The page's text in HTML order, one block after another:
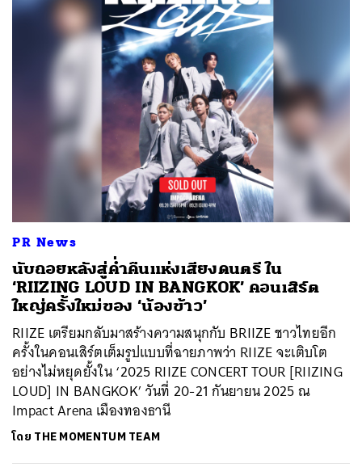
PR News
นับถอยหลังสู่ค่ำคืนแห่งเสียงดนตรี ใน
‘RIIZING LOUD IN BANGKOK’ คอนเสิร์ต
ใหญ่ครั้งใหม่ของ ‘น้องข้าว’
RIIZE เตรียมกลับมาสร้างความสนุกกับ BRIIZE ชาวไทยอีก
ครั้งในคอนเสิร์ตเต็มรูปแบบที่ฉายภาพว่า RIIZE จะเติบโต
อย่างไม่หยุดยั้งใน ‘2025 RIIZE CONCERT TOUR [RIIZING
LOUD] IN BANGKOK’ วันที่ 20-21 กันยายน 2025 ณ
Impact Arena เมืองทองธานี
โดย THE MOMENTUM TEAM
ค้นหา
SHARE TWEET